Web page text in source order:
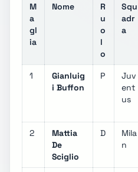
M
a
gl
ia
Nome
R
u
o
l
o
Squ
adr
a
1
Gianluig
i Buffon
P
Juv
ent
us
2
Mattia
De
Sciglio
D
Mila
n